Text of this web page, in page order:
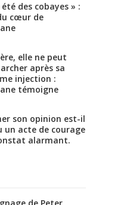
été des cobayes » :
cœur de
elle ne peut
après sa
injection :
témoigne
son opinion est-il
un acte de courage
alarmant.